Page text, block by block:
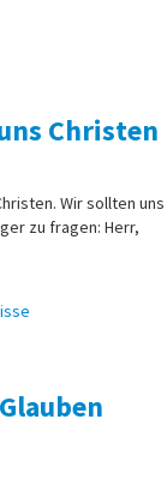
Christen
Wir sollten uns
zu fragen: Herr,